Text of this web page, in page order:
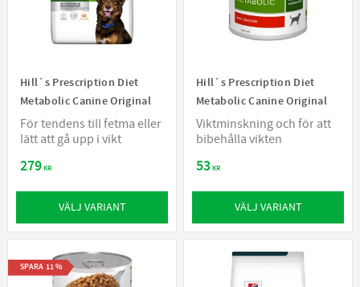
Hill´s Prescription Diet
Metabolic Canine Original
För tendens till fetma eller
lätt att gå upp i vikt
279KR
VÄLJ VARIANT
Hill´s Prescription Diet
Metabolic Canine Original
Viktminskning och för att
bibehålla vikten
53KR
VÄLJ VARIANT
SPARA 11%